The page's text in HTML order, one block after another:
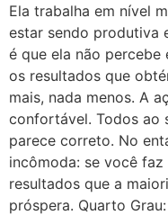
Ela trabalha em nível
estar sendo produtiva
é que ela não
os resultados que
mais, nada menos. A
confortável. Todos ao
parece correto. No
incômoda: se você
resultados que a
próspera. Quarto